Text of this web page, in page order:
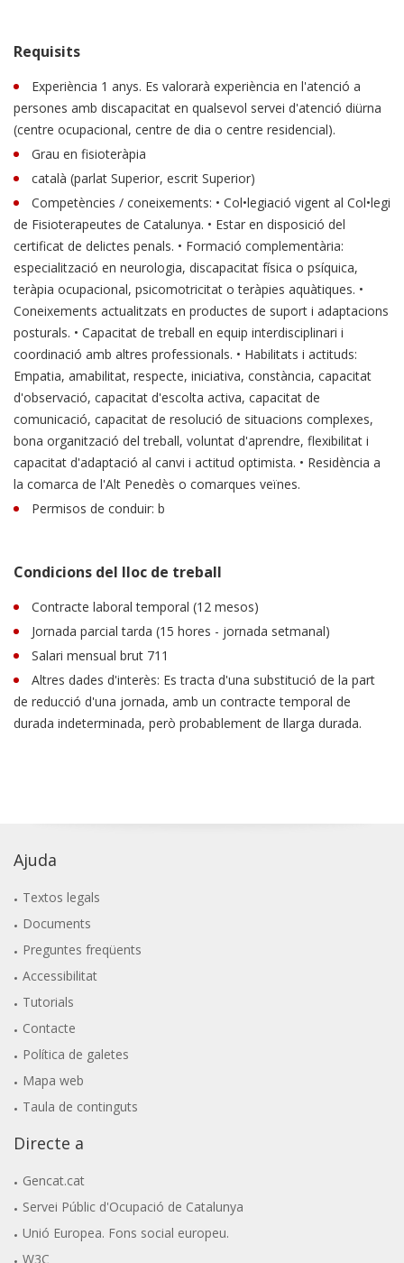
Requisits
Experiència 1 anys. Es valorarà experiència en l'atenció a
persones amb discapacitat en qualsevol servei d'atenció diürna
(centre ocupacional, centre de dia o centre residencial).
Grau en fisioteràpia
català (parlat Superior, escrit Superior)
Competències / coneixements: • Col•legiació vigent al Col•legi
de Fisioterapeutes de Catalunya. • Estar en disposició del
certificat de delictes penals. • Formació complementària:
especialització en neurologia, discapacitat física o psíquica,
teràpia ocupacional, psicomotricitat o teràpies aquàtiques. •
Coneixements actualitzats en productes de suport i adaptacions
posturals. • Capacitat de treball en equip interdisciplinari i
coordinació amb altres professionals. • Habilitats i actituds:
Empatia, amabilitat, respecte, iniciativa, constància, capacitat
d'observació, capacitat d'escolta activa, capacitat de
comunicació, capacitat de resolució de situacions complexes,
bona organització del treball, voluntat d'aprendre, flexibilitat i
capacitat d'adaptació al canvi i actitud optimista. • Residència a
la comarca de l'Alt Penedès o comarques veïnes.
Permisos de conduir: b
Condicions del lloc de treball
Contracte laboral temporal (12 mesos)
Jornada parcial tarda (15 hores - jornada setmanal)
Salari mensual brut 711
Altres dades d'interès: Es tracta d'una substitució de la part
de reducció d'una jornada, amb un contracte temporal de
durada indeterminada, però probablement de llarga durada.
Ajuda
Textos legals
Documents
Preguntes freqüents
Accessibilitat
Tutorials
Contacte
Política de galetes
Mapa web
Taula de continguts
Directe a
Gencat.cat
Servei Públic d'Ocupació de Catalunya
Unió Europea. Fons social europeu.
W3C